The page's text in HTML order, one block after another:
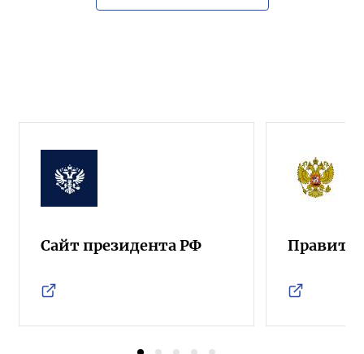
Сайт президента РФ